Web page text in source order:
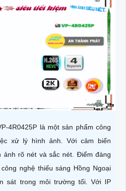
4R0425P là một sản phẩm công
xử lý hình ảnh. Với cảm biến
ảnh rõ nét và sắc nét. Điểm đáng
nghệ thiếu sáng Hồng Ngoại
sát trong môi trường tối. Với IP